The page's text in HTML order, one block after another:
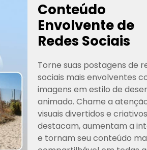
Conteúdo
Envolvente de
Redes Sociais
Torne suas postagens de
sociais mais envolventes
imagens em estilo de
animado. Chame a
visuais divertidos e
destacam, aumentam a
e tornam seu conteúdo